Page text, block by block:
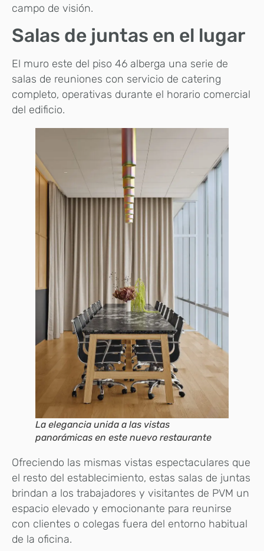
campo de visión.
Salas de juntas en el lugar
El muro este del piso 46 alberga una serie de
salas de reuniones con servicio de catering
completo, operativas durante el horario comercial
del edificio.
La elegancia unida a las vistas
panorámicas en este nuevo restaurante
Ofreciendo las mismas vistas espectaculares que
el resto del establecimiento, estas salas de juntas
brindan a los trabajadores y visitantes de PVM un
espacio elevado y emocionante para reunirse
con clientes o colegas fuera del entorno habitual
de la oficina.